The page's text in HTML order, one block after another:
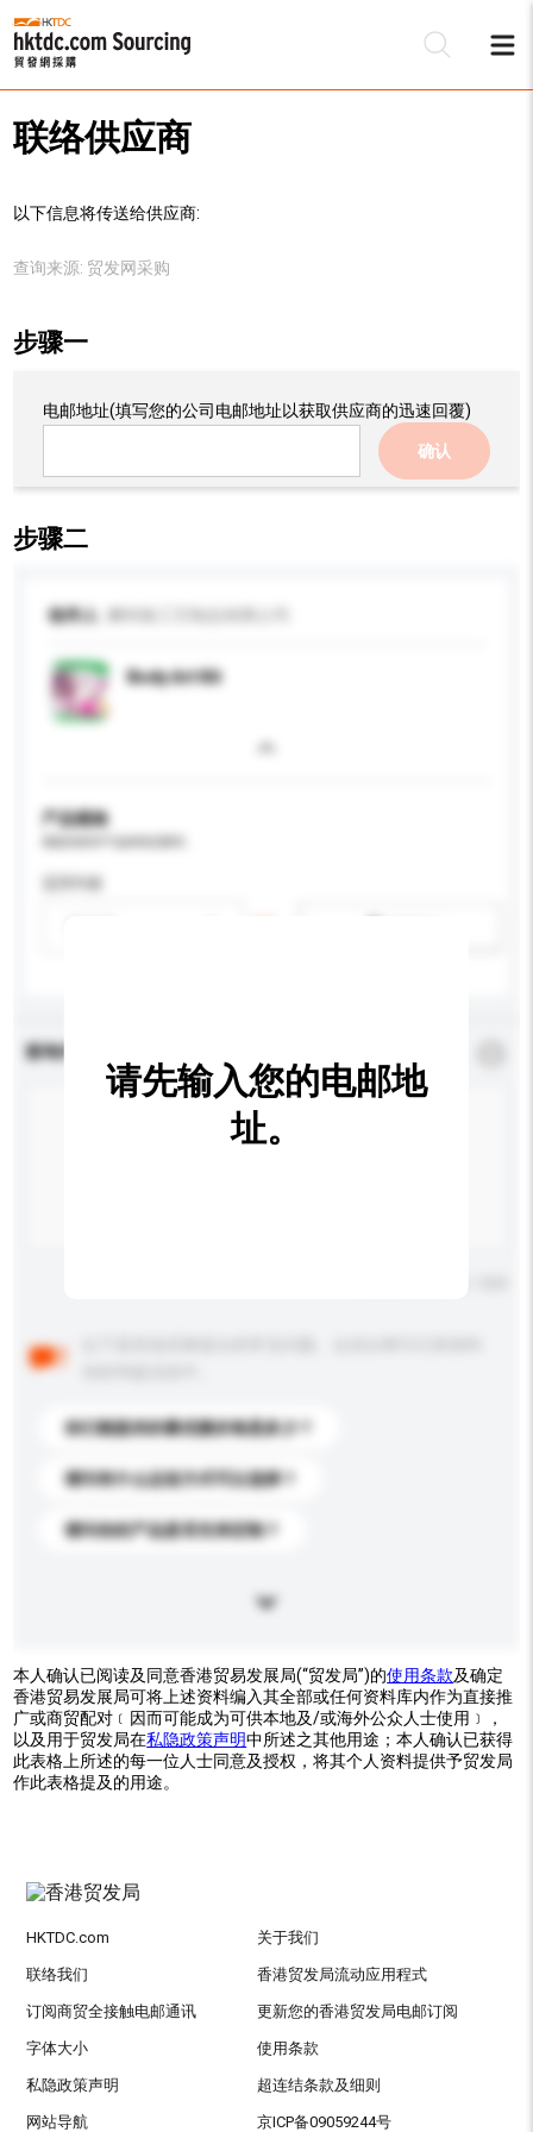
联络供应商
以下信息将传送给供应商:
查询来源: 贸发网采购
步骤一
电邮地址(填写您的公司电邮地址以获取供应商的迅速回覆)
确认
步骤二
收件人
Body Art Kit
产品规格
适用年龄
查询内容
你们能提供的最优惠价格是多少？
请问有什么运送方式可以选择？
请问你的产品是否支持定制？
请先输入您的电邮地
址。
本人确认已阅读及同意香港贸易发展局(“贸发局”)的使用条款及确定
香港贸易发展局可将上述资料编入其全部或任何资料库内作为直接推
广或商贸配对﹝因而可能成为可供本地及/或海外公众人士使用﹞，
以及用于贸发局在私隐政策声明中所述之其他用途；本人确认已获得
此表格上所述的每一位人士同意及授权，将其个人资料提供予贸发局
作此表格提及的用途。
HKTDC.com 关于我们
联络我们 香港贸发局流动应用程式
订阅商贸全接触电邮通讯 更新您的香港贸发局电邮订阅
字体大小 使用条款
私隐政策声明 超连结条款及细则
网站导航 京ICP备09059244号